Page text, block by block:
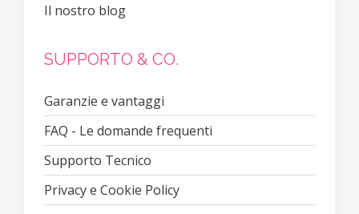
Il nostro blog
SUPPORTO & CO.
Garanzie e vantaggi
FAQ - Le domande frequenti
Supporto Tecnico
Privacy e Cookie Policy